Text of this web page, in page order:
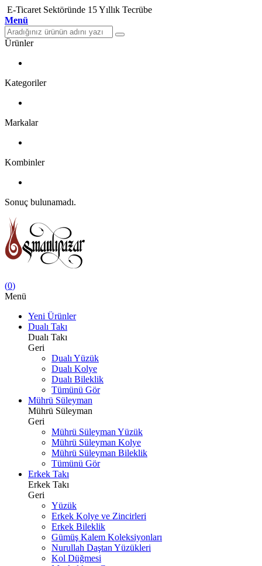
E-Ticaret Sektöründe 15 Yıllık Tecrübe
Menü
Ürünler
Kategoriler
Markalar
Kombinler
Sonuç bulunamadı.
(0)
Menü
Yeni Ürünler
Dualı Takı
Dualı Takı
Geri
Dualı Yüzük
Dualı Kolye
Dualı Bileklik
Tümünü Gör
Mührü Süleyman
Mührü Süleyman
Geri
Mührü Süleyman Yüzük
Mührü Süleyman Kolye
Mührü Süleyman Bileklik
Tümünü Gör
Erkek Takı
Erkek Takı
Geri
Yüzük
Erkek Kolye ve Zincirleri
Erkek Bileklik
Gümüş Kalem Koleksiyonları
Nurullah Daştan Yüzükleri
Kol Düğmesi